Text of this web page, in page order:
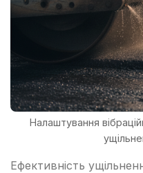
Налаштування
Ефективність